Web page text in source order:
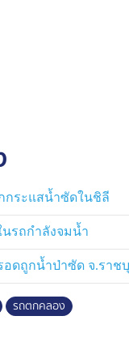
กระแสน้ำซัดในชิลี
รถกำลังจมน้ำ
อดถูกน้ำป่าซัด จ.ราช
รถตกคลอง